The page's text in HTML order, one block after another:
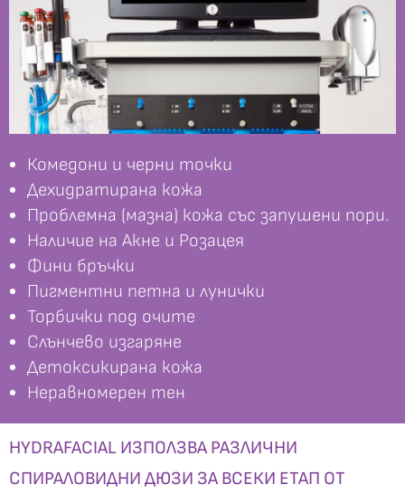
Комедони и черни точки
Дехидратирана кожа
Проблемна (мазна) кожа със запушени пори.
Наличие на Акне и Розацея
Фини бръчки
Пигментни петна и лунички
Торбички под очите
Слънчево изгаряне
Детоксикирана кожа
Неравномерен тен
HYDRAFACIAL ИЗПОЛЗВА РАЗЛИЧНИ
СПИРАЛОВИДНИ ДЮЗИ ЗА ВСЕКИ ЕТАП ОТ